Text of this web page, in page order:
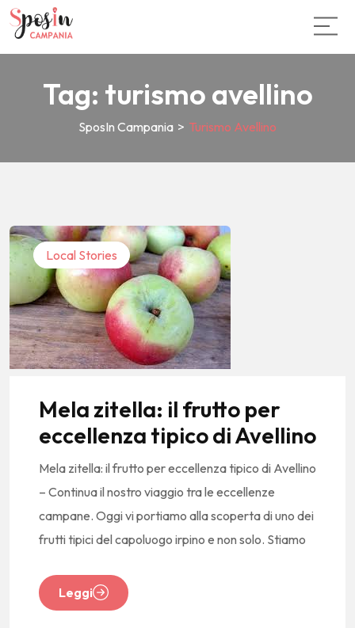
Tag: turismo avellino
SposIn Campania > Turismo Avellino
Local Stories
Mela zitella: il frutto per
eccellenza tipico di Avellino
Mela zitella: il frutto per eccellenza tipico di Avellino
– Continua il nostro viaggio tra le eccellenze
campane. Oggi vi portiamo alla scoperta di uno dei
frutti tipici del capoluogo irpino e non solo. Stiamo
Leggi